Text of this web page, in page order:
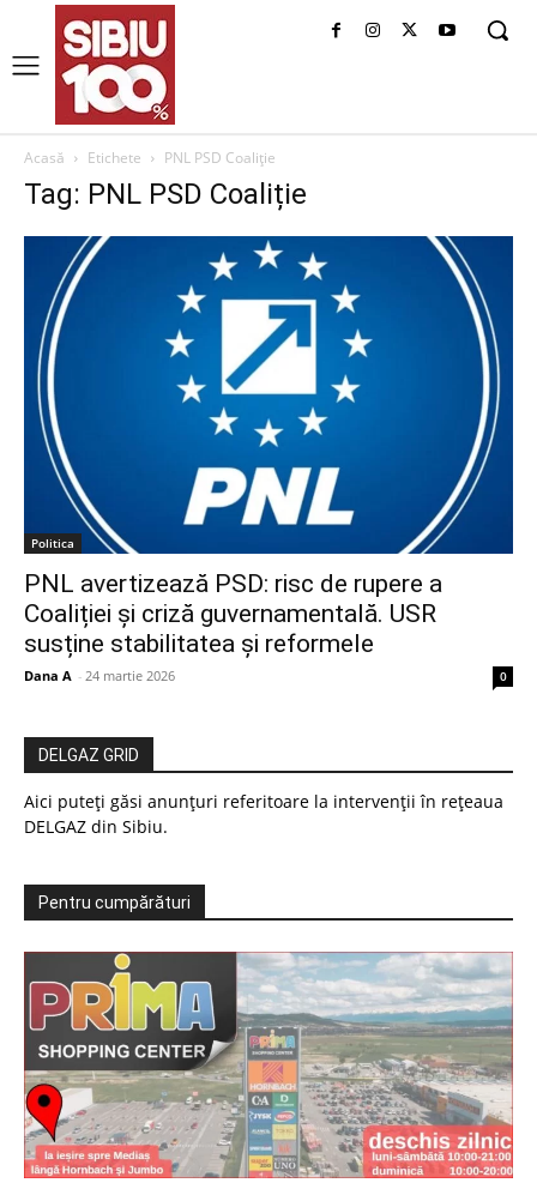
Acasă Etichete PNL PSD Coaliție
Tag: PNL PSD Coaliție
Politica
PNL avertizează PSD: risc de rupere a
Coaliției și criză guvernamentală. USR
susține stabilitatea și reformele
Dana A - 24 martie 2026 0
DELGAZ GRID
Aici puteți găsi anunțuri referitoare la intervenții în rețeaua
DELGAZ din Sibiu.
Pentru cumpărături